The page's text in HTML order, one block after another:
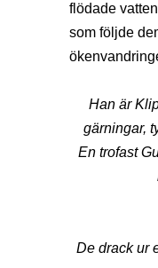
flödade
som följde
Han är
gärningar,
En trofast
De drack ur